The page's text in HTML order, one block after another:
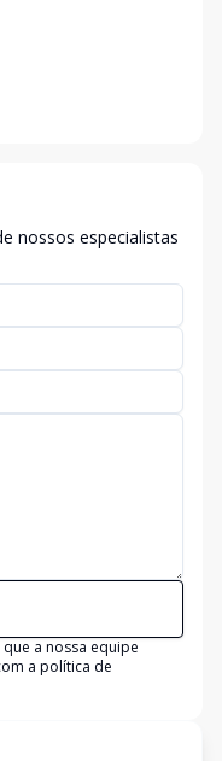
nossos especialistas
a nossa equipe
a política de